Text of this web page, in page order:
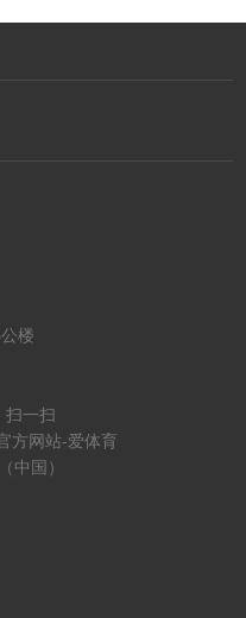
楼
扫一扫
方网站-爱体育
（中国）